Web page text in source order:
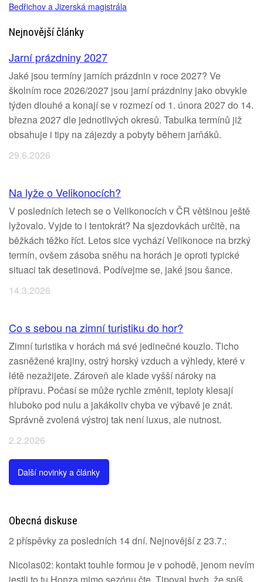
Bedřichov a Jizerská magistrála
Nejnovější články
Jarní prázdniny 2027
Jaké jsou termíny jarních prázdnin v roce 2027? Ve
školním roce 2026/2027 jsou jarní prázdniny jako obvykle
týden dlouhé a konají se v rozmezí od 1. února 2027 do 14.
března 2027 dle jednotlivých okresů. Tabulka termínů již
obsahuje i tipy na zájezdy a pobyty během jarňáků.
29.6.2026
Na lyže o Velikonocích?
V posledních letech se o Velikonocích v ČR většinou ještě
lyžovalo. Vyjde to i tentokrát? Na sjezdovkách určitě, na
běžkách těžko říct. Letos sice vychází Velikonoce na brzký
termín, ovšem zásoba sněhu na horách je oproti typické
situaci tak desetinová. Podívejme se, jaké jsou šance.
14.3.2026
Co s sebou na zimní turistiku do hor?
Zimní turistika v horách má své jedinečné kouzlo. Ticho
zasněžené krajiny, ostrý horský vzduch a výhledy, které v
létě nezažijete. Zároveň ale klade vyšší nároky na
přípravu. Počasí se může rychle změnit, teploty klesají
hluboko pod nulu a jakákoliv chyba ve výbavě je znát.
Správně zvolená výstroj tak není luxus, ale nutnost.
2.2.2026
Další novinky a články
Obecná diskuse
2 příspěvky za posledních 14 dní. Nejnovější z 23.7.:
Nicolas02: kontakt touhle formou je v pohodě, jenom nevím